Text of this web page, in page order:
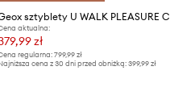
sztyblety U WALK PLEASURE C
aktualna:
zł
regularna:799,99 zł
cena z 30 dni przed obniżką:399,99 zł